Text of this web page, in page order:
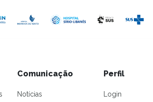
Comunicação
Notícias
Perfil
Login